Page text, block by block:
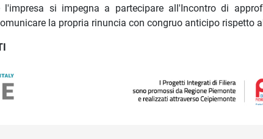
l'impresa si impegna a partecipare all'Incontro di
la propria rinuncia con congruo anticipo rispetto